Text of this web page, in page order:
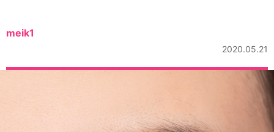
meik1
2020.05.21